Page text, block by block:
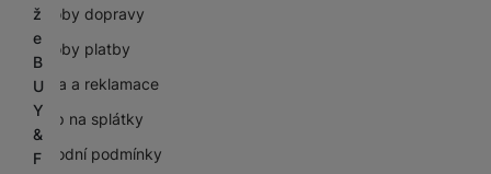
ž
e
B
U
Y
&
F
Způsoby dopravy
Způsoby platby
Záruka a reklamace
Nákup na splátky
Obchodní podmínky